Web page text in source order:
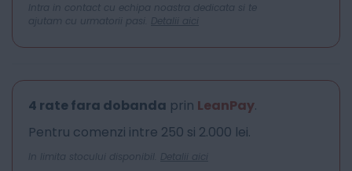
Intra in contact cu echipa noastra dedicata si te
ajutam cu urmatorii pasi. Detalii aici
4 rate fara dobanda prin LeanPay.
Pentru comenzi intre 250 si 2.000 lei.
In limita stocului disponibil. Detalii aici